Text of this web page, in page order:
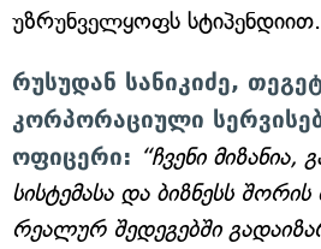
უზრუნველყოფს სტიპენდიით.
რუსუდან სანიკიძე,
კორპორაციული
ოფიცერი: “ჩვენი მიზანია,
სისტემასა და ბიზნესს
რეალურ შედეგებში